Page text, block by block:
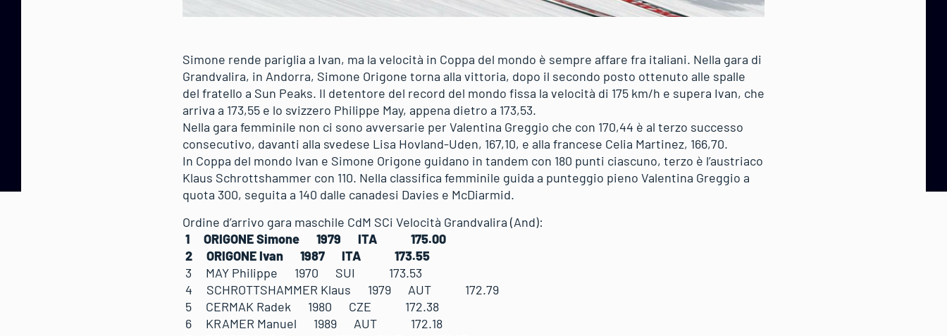
Simone rende pariglia a Ivan, ma la velocità in Coppa del mondo è sempre affare fra italiani. Nella gara di
Grandvalira, in Andorra, Simone Origone torna alla vittoria, dopo il secondo posto ottenuto alle spalle
del fratello a Sun Peaks. Il detentore del record del mondo fissa la velocità di 175 km/h e supera Ivan, che
arriva a 173,55 e lo svizzero Philippe May, appena dietro a 173,53.
Nella gara femminile non ci sono avversarie per Valentina Greggio che con 170,44 è al terzo successo
consecutivo, davanti alla svedese Lisa Hovland-Uden, 167,10, e alla francese Celia Martinez, 166,70.
In Coppa del mondo Ivan e Simone Origone guidano in tandem con 180 punti ciascuno, terzo è l’austriaco
Klaus Schrottshammer con 110. Nella classifica femminile guida a punteggio pieno Valentina Greggio a
quota 300, seguita a 140 dalle canadesi Davies e McDiarmid.
Ordine d’arrivo gara maschile CdM SCi Velocità Grandvalira (And):
1 ORIGONE Simone 1979 ITA 175.00
2 ORIGONE Ivan 1987 ITA 173.55
3 MAY Philippe 1970 SUI 173.53
4 SCHROTTSHAMMER Klaus 1979 AUT 172.79
5 CERMAK Radek 1980 CZE 172.38
6 KRAMER Manuel 1989 AUT 172.18